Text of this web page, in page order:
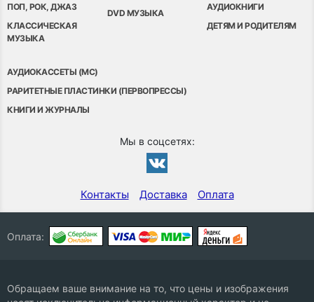
ПОП, РОК, ДЖАЗ
КЛАССИЧЕСКАЯ
МУЗЫКА
DVD МУЗЫКА
АУДИОКНИГИ
ДЕТЯМ И РОДИТЕЛЯМ
АУДИОКАССЕТЫ (MC)
РАРИТЕТНЫЕ ПЛАСТИНКИ (ПЕРВОПРЕССЫ)
КНИГИ И ЖУРНАЛЫ
Мы в соцсетях:
Контакты Доставка Оплата
Оплата:
Обращаем ваше внимание на то, что цены и изображения